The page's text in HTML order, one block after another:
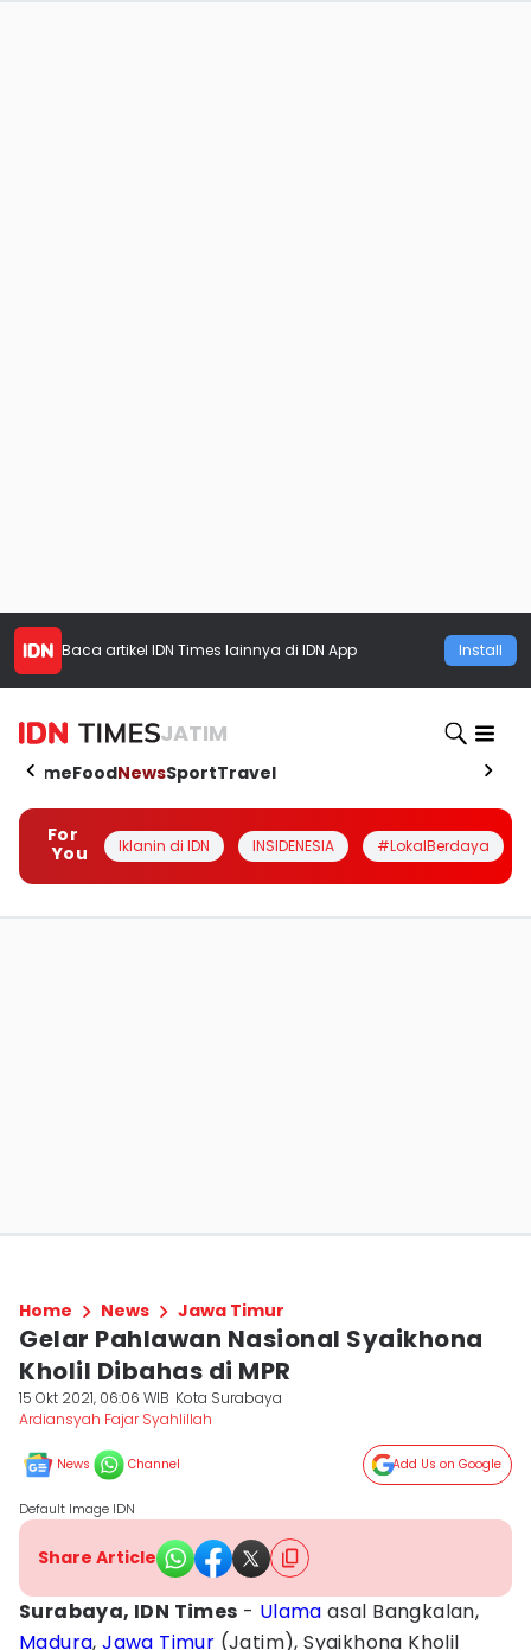
Baca artikel IDN Times lainnya di IDN App Install
JATIM
HomeFoodNewsSportTravel
For
You
Iklanin di IDN INSIDENESIA #LokalBerdaya
Home News Jawa Timur
Gelar Pahlawan Nasional Syaikhona
Kholil Dibahas di MPR
15 Okt 2021, 06:06 WIB Kota Surabaya
Ardiansyah Fajar Syahlillah
News Channel Add Us on Google
Default Image IDN
Share Article
Surabaya, IDN Times - Ulama asal Bangkalan,
Madura,Jawa Timur (Jatim), Syaikhona Kholil